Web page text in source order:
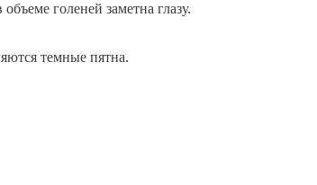
голеней заметна глазу.
темные пятна.